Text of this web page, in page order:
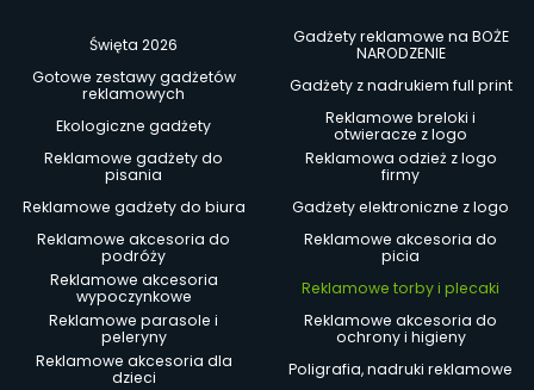
Święta 2026
Gadżety reklamowe na BOŻE
NARODZENIE
Gotowe zestawy gadżetów
reklamowych
Gadżety z nadrukiem full print
Ekologiczne gadżety
Reklamowe breloki i
otwieracze z logo
Reklamowe gadżety do
pisania
Reklamowa odzież z logo
firmy
Reklamowe gadżety do biura
Gadżety elektroniczne z logo
Reklamowe akcesoria do
podróży
Reklamowe akcesoria do
picia
Reklamowe akcesoria
wypoczynkowe
Reklamowe torby i plecaki
Reklamowe parasole i
peleryny
Reklamowe akcesoria do
ochrony i higieny
Reklamowe akcesoria dla
dzieci
Poligrafia, nadruki reklamowe